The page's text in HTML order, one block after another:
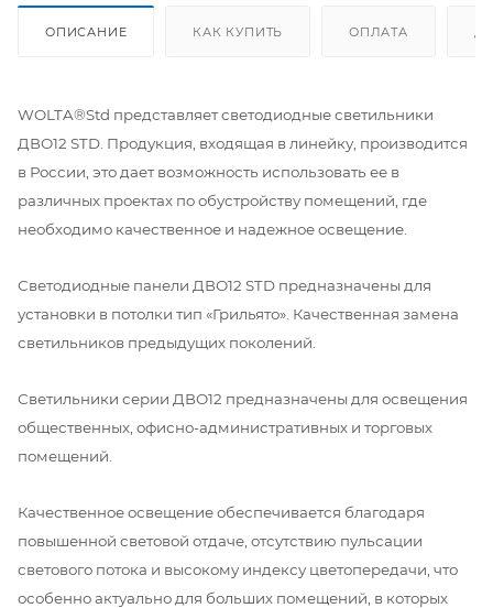
ОПИСАНИЕ КАК КУПИТЬ ОПЛАТА
WOLTA®Std представляет светодиодные светильники
ДВО12 STD. Продукция, входящая в линейку, производится
в России, это дает возможность использовать ее в
различных проектах по обустройству помещений, где
необходимо качественное и надежное освещение.
Светодиодные панели ДВО12 STD предназначены для
установки в потолки тип «Грильято». Качественная замена
светильников предыдущих поколений.
Светильники серии ДВО12 предназначены для освещения
общественных, офисно-административных и торговых
помещений.
Качественное освещение обеспечивается благодаря
повышенной световой отдаче, отсутствию пульсации
светового потока и высокому индексу цветопередачи, что
особенно актуально для больших помещений, в которых